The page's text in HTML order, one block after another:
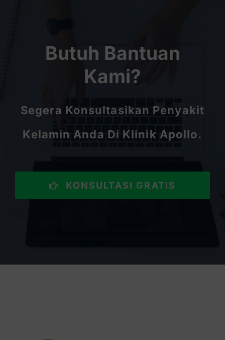
Butuh Bantuan
Kami?
Segera Konsultasikan Penyakit
Kelamin Anda Di Klinik Apollo.
KONSULTASI GRATIS